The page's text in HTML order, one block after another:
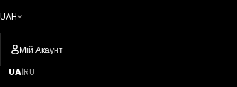
UAH
Мій Акаунт
UA|RU